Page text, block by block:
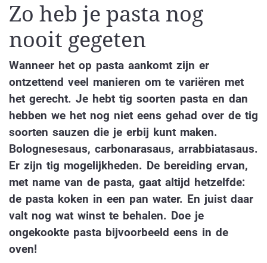
Zo heb je pasta nog
nooit gegeten
Wanneer het op pasta aankomt zijn er
ontzettend veel manieren om te variëren met
het gerecht. Je hebt tig soorten pasta en dan
hebben we het nog niet eens gehad over de tig
soorten sauzen die je erbij kunt maken.
Bolognesesaus, carbonarasaus, arrabbiatasaus.
Er zijn tig mogelijkheden. De bereiding ervan,
met name van de pasta, gaat altijd hetzelfde:
de pasta koken in een pan water. En juist daar
valt nog wat winst te behalen. Doe je
ongekookte pasta bijvoorbeeld eens in de
oven!